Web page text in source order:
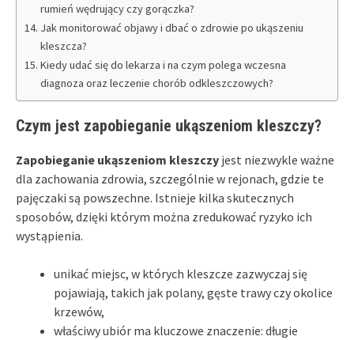
rumień wędrujący czy gorączka?
Jak monitorować objawy i dbać o zdrowie po ukąszeniu
kleszcza?
Kiedy udać się do lekarza i na czym polega wczesna
diagnoza oraz leczenie chorób odkleszczowych?
Czym jest zapobieganie ukąszeniom kleszczy?
Zapobieganie ukąszeniom kleszczy jest niezwykle ważne
dla zachowania zdrowia, szczególnie w rejonach, gdzie te
pajęczaki są powszechne. Istnieje kilka skutecznych
sposobów, dzięki którym można zredukować ryzyko ich
wystąpienia.
unikać miejsc, w których kleszcze zazwyczaj się
pojawiają, takich jak polany, gęste trawy czy okolice
krzewów,
właściwy ubiór ma kluczowe znaczenie: długie